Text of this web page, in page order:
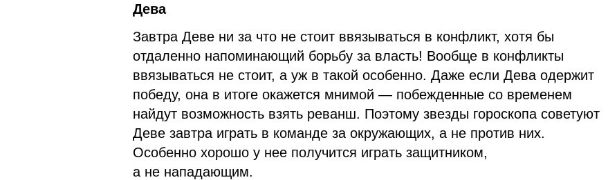
Дева
Завтра Деве ни за что не стоит ввязываться в конфликт, хотя бы
отдаленно напоминающий борьбу за власть! Вообще в конфликты
ввязываться не стоит, а уж в такой особенно. Даже если Дева одержит
победу, она в итоге окажется мнимой — побежденные со временем
найдут возможность взять реванш. Поэтому звезды гороскопа советуют
Деве завтра играть в команде за окружающих, а не против них.
Особенно хорошо у нее получится играть защитником,
а не нападающим.